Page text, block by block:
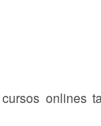
onlines